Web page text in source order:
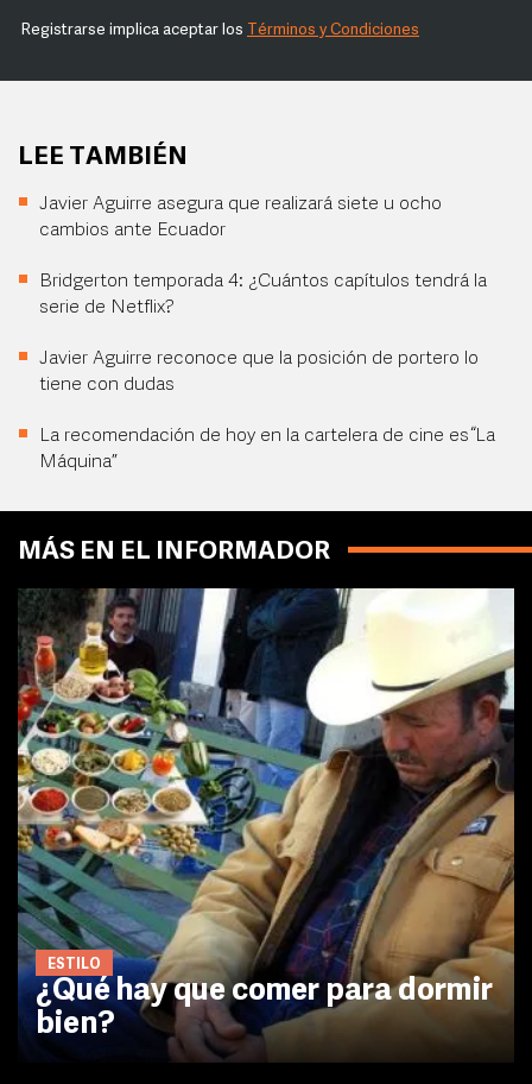
Registrarse implica aceptar los Términos y Condiciones
LEE TAMBIÉN
Javier Aguirre asegura que realizará siete u ocho
cambios ante Ecuador
Bridgerton temporada 4: ¿Cuántos capítulos tendrá la
serie de Netflix?
Javier Aguirre reconoce que la posición de portero lo
tiene con dudas
La recomendación de hoy en la cartelera de cine es “La
Máquina”
MÁS EN EL INFORMADOR
ESTILO
¿Qué hay que comer para dormir
bien?